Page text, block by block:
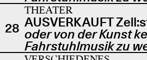
28
THEATER
AUSVERKAUFT
oder von der Kunst
Fahrstuhlmusik zu